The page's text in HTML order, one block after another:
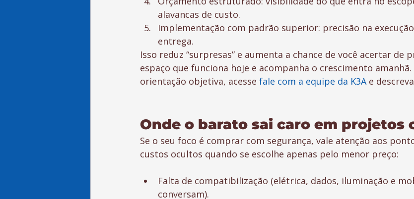
alavancas de custo.
Implementação com padrão superior: precisão na
entrega.
Isso reduz “surpresas” e aumenta a chance de você acertar
espaço que funciona hoje e acompanha o crescimento
orientação objetiva, acesse fale com a equipe da K3A e
Onde o barato sai caro em projetos
Se o seu foco é comprar com segurança, vale atenção aos
custos ocultos quando se escolhe apenas pelo menor preço:
Falta de compatibilização (elétrica, dados, iluminação e
conversam).